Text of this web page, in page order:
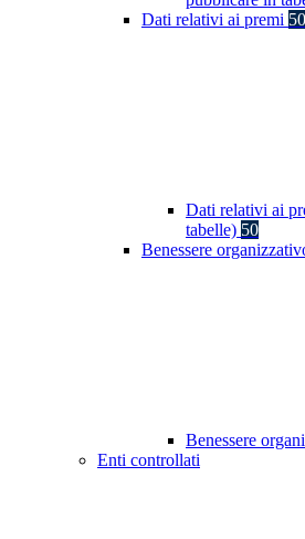
Dati relativi ai premi 50
Dati relativi ai
tabelle) 50
Benessere
Benessere
Enti controllati